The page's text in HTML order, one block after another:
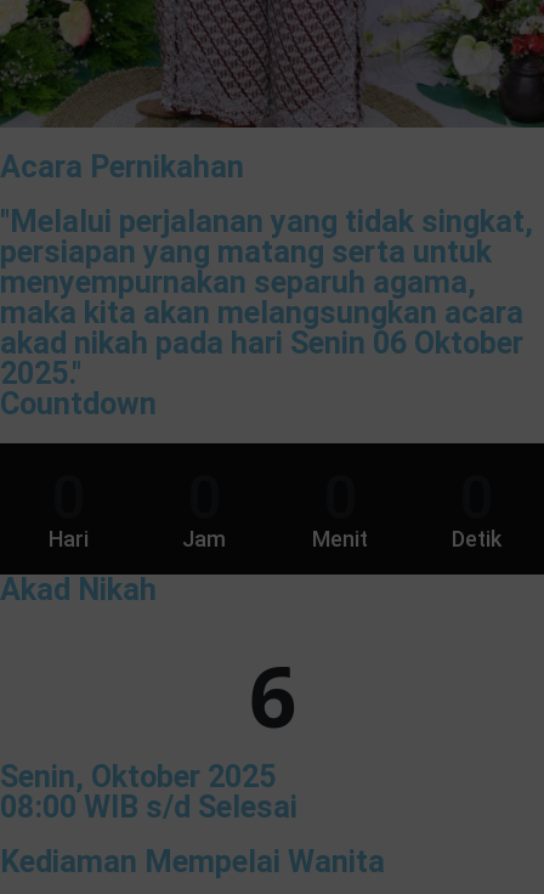
Acara Pernikahan
"Melalui perjalanan yang tidak singkat,
persiapan yang matang serta untuk
menyempurnakan separuh agama,
maka kita akan melangsungkan acara
akad nikah pada hari Senin 06 Oktober
2025."
Countdown
Hari Jam Menit Detik
Akad Nikah
6
Senin, Oktober 2025
08:00 WIB s/d Selesai
Kediaman Mempelai Wanita